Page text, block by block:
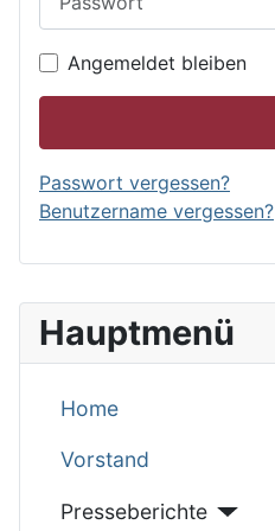
Hauptmenü
Home
Vorstand
Presseberichte
Angemeldet bleiben
Passwort vergessen?
Benutzername vergessen?